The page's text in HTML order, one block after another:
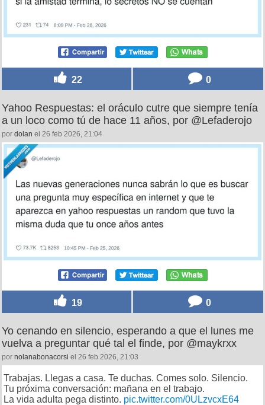
22 0
Yahoo Respuestas: el oráculo cutre que siempre tenía
a un loco como tú de hace 11 años, por @Lefaderojo
por dolan el 26 feb 2026, 21:04
19 0
Yo cenando en silencio, esperando a que el lunes me
vuelva a preguntar qué tal el finde, por @maykrxx
por nolanabonacorsi el 26 feb 2026, 21:03
Trabajas. Llegas a casa. Te duchas. Comes solo. Silencio.
Tu próxima conversación: mañana en el trabajo.
La vida adulta pega distinto. pic.twitter.com/0ULzvcxE64